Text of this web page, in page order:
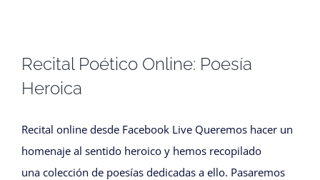
Recital Poético Online: Poesía
Heroica
Recital online desde Facebook Live Queremos hacer un
homenaje al sentido heroico y hemos recopilado
una colección de poesías dedicadas a ello. Pasaremos